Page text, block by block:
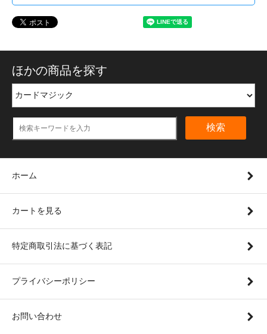
ほかの商品を探す
検索
ホーム
カートを見る
特定商取引法に基づく表記
プライバシーポリシー
お問い合わせ